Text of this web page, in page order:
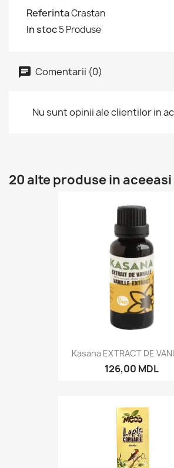
ReferintaCrastan
In stoc5 Produse
Comentarii (0)
Nu sunt opinii ale clientilor in
20 alte produse in
Kasana EXTRACT DE
126,00 MDL